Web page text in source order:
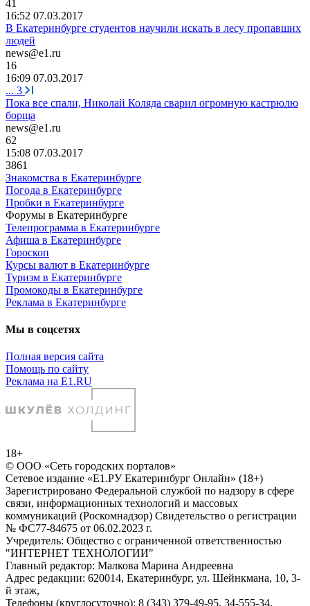
41
16:52 07.03.2017
В Екатеринбурге студентов научили искать в лесу пропавших
людей
news@e1.ru
16
16:09 07.03.2017
... 3
Пока все спали, Николай Коляда сварил огромную кастрюлю
борща
news@e1.ru
62
15:08 07.03.2017
3861
Знакомства в Екатеринбурге
Погода в Екатеринбурге
Пробки в Екатеринбурге
Форумы в Екатеринбурге
Телепрограмма в Екатеринбурге
Афиша в Екатеринбурге
Гороскоп
Курсы валют в Екатеринбурге
Туризм в Екатеринбурге
Промокоды в Екатеринбурге
Реклама в Екатеринбурге
Мы в соцсетях
Полная версия сайта
Помощь по сайту
Реклама на E1.RU
18+
© ООО «Сеть городских порталов»
Сетевое издание «Е1.РУ Екатеринбург Онлайн» (18+)
Зарегистрировано Федеральной службой по надзору в сфере
связи, информационных технологий и массовых
коммуникаций (Роскомнадзор) Свидетельство о регистрации
№ ФС77-84675 от 06.02.2023 г.
Учредитель: Общество с ограниченной ответственностью
"ИНТЕРНЕТ ТЕХНОЛОГИИ"
Главный редактор: Малкова Марина Андреевна
Адрес редакции: 620014, Екатеринбург, ул. Шейнкмана, 10, 3-
й этаж,
Телефоны (круглосуточно): 8 (343) 379-49-95, 34-555-34,